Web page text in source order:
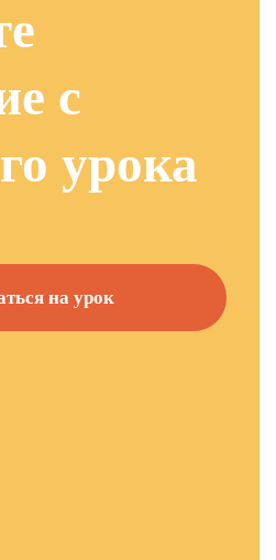
с
урока
на урок